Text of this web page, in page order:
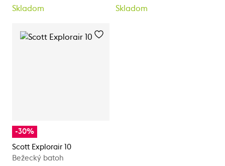
Skladom Skladom
-30%
Scott Explorair 10
Bežecký batoh